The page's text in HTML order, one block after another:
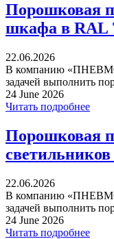
Порошковая
шкафа в RAL
22.06.2026
В компанию
задачей выполнить
24 June 2026
Читать подробнее
Порошковая
22.06.2026
В компанию
задачей выполнить
24 June 2026
Читать подробнее